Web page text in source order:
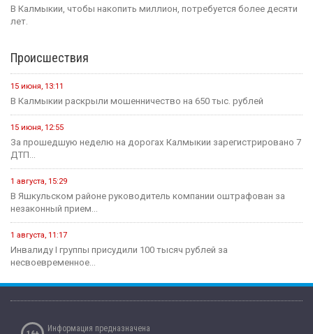
В Калмыкии, чтобы накопить миллион, потребуется более десяти
лет.
Происшествия
15 июня, 13:11
В Калмыкии раскрыли мошенничество на 650 тыс. рублей
15 июня, 12:55
За прошедшую неделю на дорогах Калмыкии зарегистрировано 7
ДТП...
1 августа, 15:29
В Яшкульском районе руководитель компании оштрафован за
незаконный прием...
1 августа, 11:17
Инвалиду I группы присудили 100 тысяч рублей за
несвоевременное...
Информация предназначена